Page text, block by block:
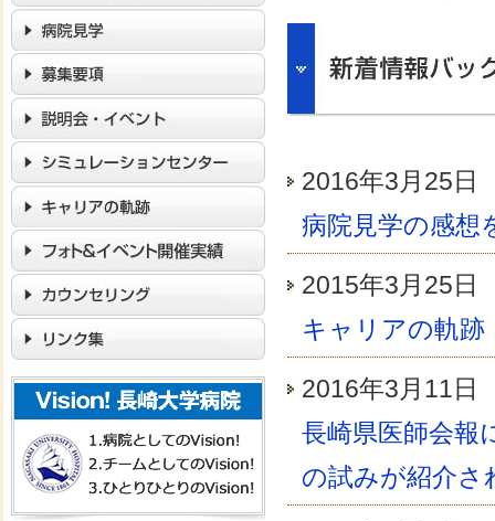
2016年3月25
病院見学の感想
2015年3月25
キャリアの軌
2016年3月11
長崎県医師会報
の試みが紹介さ